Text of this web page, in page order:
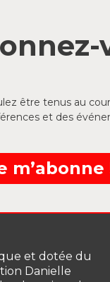
être tenus au
et des
m’abonne
et dotée du
Danielle